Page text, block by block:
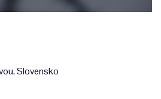
Slovensko